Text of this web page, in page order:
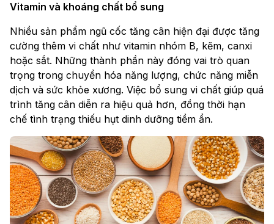
Vitamin và khoáng chất bổ sung
Nhiều sản phẩm ngũ cốc tăng cân hiện đại được tăng
cường thêm vi chất như vitamin nhóm B, kẽm, canxi
hoặc sắt. Những thành phần này đóng vai trò quan
trọng trong chuyển hóa năng lượng, chức năng miễn
dịch và sức khỏe xương. Việc bổ sung vi chất giúp quá
trình tăng cân diễn ra hiệu quả hơn, đồng thời hạn
chế tình trạng thiếu hụt dinh dưỡng tiềm ẩn.